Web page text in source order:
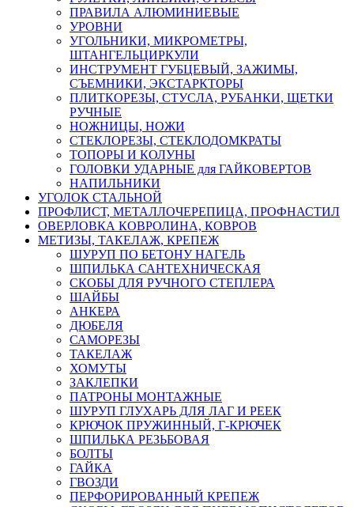
ПРАВИЛА АЛЮМИНИЕВЫЕ
УРОВНИ
УГОЛЬНИКИ, МИКРОМЕТРЫ,
ШТАНГЕЛЬЦИРКУЛИ
ИНСТРУМЕНТ ГУБЦЕВЫЙ, ЗАЖИМЫ,
СЪЕМНИКИ, ЭКСТАРКТОРЫ
ПЛИТКОРЕЗЫ, СТУСЛА, РУБАНКИ, ЩЕТКИ
РУЧНЫЕ
НОЖНИЦЫ, НОЖИ
СТЕКЛОРЕЗЫ, СТЕКЛОДОМКРАТЫ
ТОПОРЫ И КОЛУНЫ
ГОЛОВКИ УДАРНЫЕ для ГАЙКОВЕРТОВ
НАПИЛЬНИКИ
УГОЛОК СТАЛЬНОЙ
ПРОФЛИСТ, МЕТАЛЛОЧЕРЕПИЦА, ПРОФНАСТИЛ
ОВЕРЛОВКА КОВРОЛИНА, КОВРОВ
МЕТИЗЫ, ТАКЕЛАЖ, КРЕПЕЖ
ШУРУП ПО БЕТОНУ НАГЕЛЬ
ШПИЛЬКА САНТЕХНИЧЕСКАЯ
СКОБЫ ДЛЯ РУЧНОГО СТЕПЛЕРА
ШАЙБЫ
АНКЕРА
ДЮБЕЛЯ
САМОРЕЗЫ
ТАКЕЛАЖ
ХОМУТЫ
ЗАКЛЕПКИ
ПАТРОНЫ МОНТАЖНЫЕ
ШУРУП ГЛУХАРЬ ДЛЯ ЛАГ И РЕЕК
КРЮЧОК ПРУЖИННЫЙ, Г-КРЮЧЕК
ШПИЛЬКА РЕЗЬБОВАЯ
БОЛТЫ
ГАЙКА
ГВОЗДИ
ПЕРФОРИРОВАННЫЙ КРЕПЕЖ